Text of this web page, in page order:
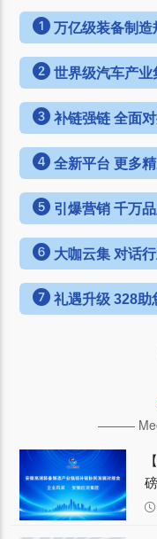
万亿级装备制造
世界级汽车产业
补链强链 全面
全新平台 更多
引爆营销 千万
大咖云集 对话
礼遇升级 328助
———